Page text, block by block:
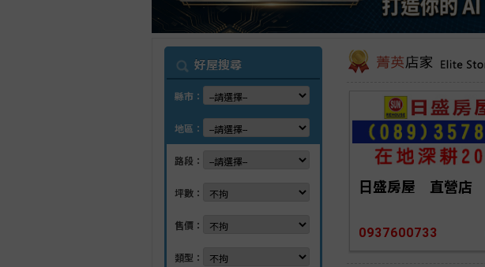
好屋搜尋
縣市：
地區：
路段：
坪數：
售價：
類型：
我家網房屋買賣
日盛房屋　直營店
0937600733